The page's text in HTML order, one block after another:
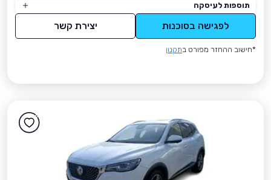
תוספות לעיסקה
לפגישה בסוכנות יצירת קשר
*חישוב ההחזר מפורט בתקנון